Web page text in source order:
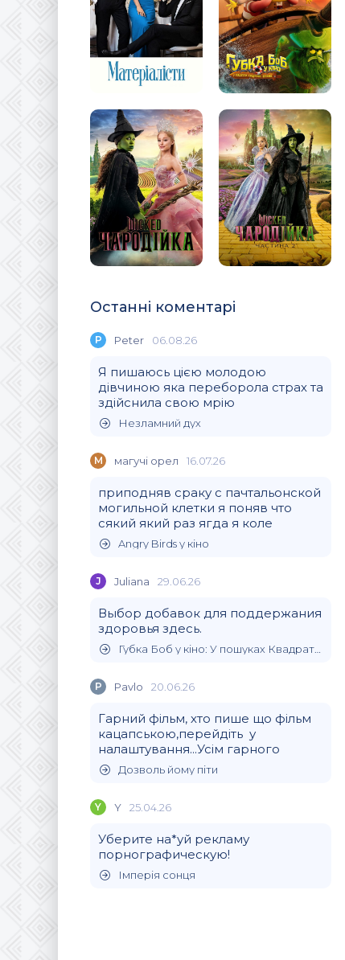
Останні коментарі
P Peter 06.08.26
Я пишаюсь цією молодою
дівчиною яка переборола страх та
здійснила свою мрію
Незламний дух
М магучi орел 16.07.26
приподняв сраку с пачтальонской
могильной клетки я поняв что
сякий який раз ягда я коле
Angry Birds у кіно
J Juliana 29.06.26
Выбор добавок для поддержания
здоровья здесь.
Губка Боб у кіно: У пошуках Квадратних Штанів
P Pavlo 20.06.26
Гарний фільм, хто пише що фільм
кацапською,перейдіть у
налаштування...Усім гарного
Дозволь йому піти
Y Y 25.04.26
Уберите на*уй рекламу
порнографическую!
Імперія сонця